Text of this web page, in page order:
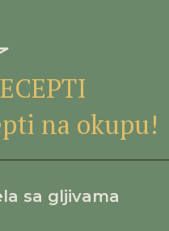
na okupu!
sa gljivama